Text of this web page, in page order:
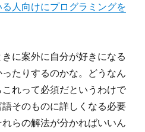
人向けにプログラミングを
に案外に自分が好きになる
たりするのかな。どうなん
れって必須だというわけで
そのものに詳しくなる必要
らの解法が分かればいいん